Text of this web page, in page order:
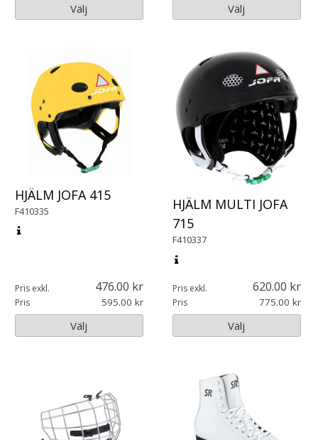
Välj Välj
HJÄLM JOFA 415
F410335
Pris exkl. 476.00
Pris 595.00
Välj
HJÄLM MULTI JOFA
715
F410337
Pris exkl. 620.00
Pris 775.00
Välj